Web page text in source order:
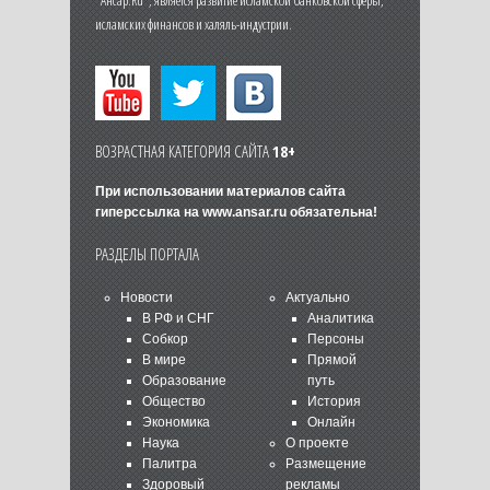
исламских финансов и халяль-индустрии.
ВОЗРАСТНАЯ КАТЕГОРИЯ САЙТА18+
При использовании материалов сайта
гиперссылка на www.ansar.ruобязательна!
РАЗДЕЛЫ ПОРТАЛА
Новости
В РФ и СНГ
Собкор
В мире
Образование
Общество
Экономика
Наука
Палитра
Здоровый
Актуально
Аналитика
Персоны
Прямой
путь
История
Онлайн
О проекте
Размещение
рекламы